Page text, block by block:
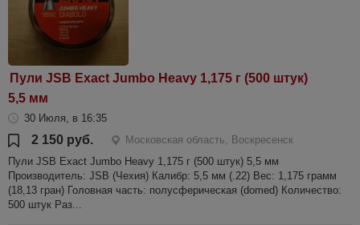
Пули JSB Exact Jumbo Heavy 1,175 г (500 штук)
5,5 мм
30 Июля, в 16:35
2 150 руб.
Московская область, Воскресенск
Пули JSB Exact Jumbo Heavy 1,175 г (500 штук) 5,5 мм
Производитель: JSB (Чехия) Калибр: 5,5 мм (.22) Вес: 1,175 грамм
(18,13 гран) Головная часть: полусферическая (domed) Количество:
500 штук Раз...